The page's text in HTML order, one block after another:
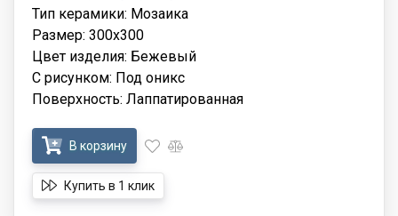
Тип керамики: Мозаика
Размер: 300x300
Цвет изделия: Бежевый
С рисунком: Под оникс
Поверхность: Лаппатированная
В корзину
Купить в 1 клик